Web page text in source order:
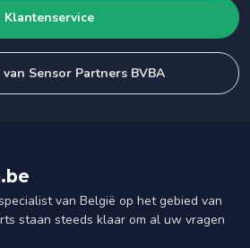
Klantenservice
Sensor Partners BVBA
van België op het gebied van
staan steeds klaar om al uw vragen